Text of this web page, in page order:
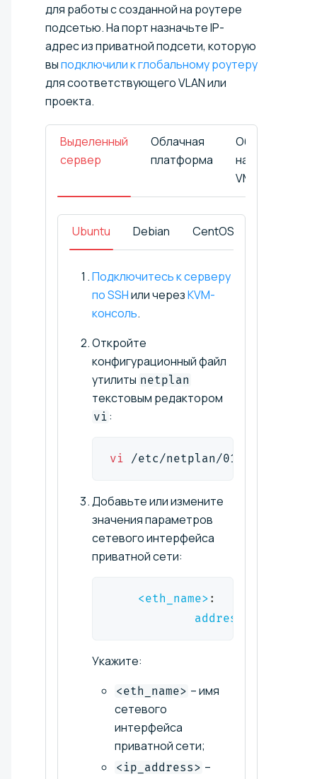
для работы с созданной на роутере
подсетью. На порт назначьте IP-
адрес из приватной подсети, которую
выподключили к глобальному роутеру
для соответствующего VLAN или
проекта.
Выделенный
сервер
Облачная
платформа
Облако
на базе
VMware
Ubuntu Debian CentOS
Подключитесь к серверу
по SSHили черезKVM-
консоль.
Откройте
конфигурационный файл
утилиты netplan
текстовым редактором
vi :
vi /etc/netplan/01-
Добавьте или измените
значения параметров
сетевого интерфейса
приватной сети:
<eth_name> :
addresses
Укажите:
<eth_name> – имя
сетевого
интерфейса
приватной сети;
<ip_address> –